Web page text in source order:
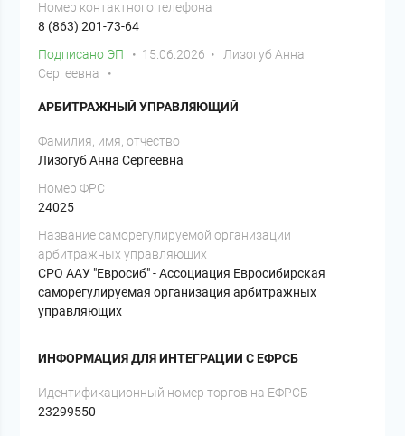
Номер контактного телефона
8 (863) 201-73-64
Подписано ЭП
• 15.06.2026 •
Лизогуб Анна
Сергеевна
•
АРБИТРАЖНЫЙ УПРАВЛЯЮЩИЙ
Фамилия, имя, отчество
Лизогуб Анна Сергеевна
Номер ФРС
24025
Название саморегулируемой организации
арбитражных управляющих
СРО ААУ "Евросиб" - Ассоциация Евросибирская
саморегулируемая организация арбитражных
управляющих
ИНФОРМАЦИЯ ДЛЯ ИНТЕГРАЦИИ С ЕФРСБ
Идентификационный номер торгов на ЕФРСБ
23299550